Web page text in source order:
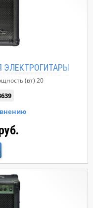
ЭЛЕКТРОГИТАРЫ
(вт) 20